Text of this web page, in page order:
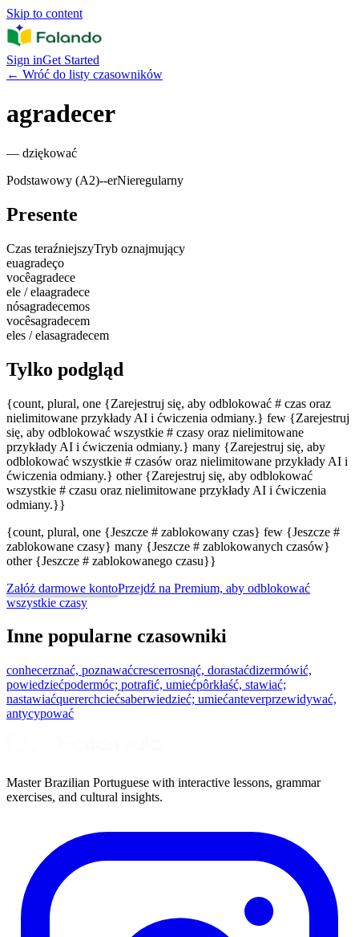
Skip to content
Sign inGet Started
← Wróć do listy czasowników
agradecer
— dziękować
Podstawowy (A2)--erNieregularny
Presente
Czas teraźniejszyTryb oznajmujący
euagradeço
vocêagradece
ele / elaagradece
nósagradecemos
vocêsagradecem
eles / elasagradecem
Tylko podgląd
{count, plural, one {Zarejestruj się, aby odblokować # czas oraz
nielimitowane przykłady AI i ćwiczenia odmiany.} few {Zarejestruj
się, aby odblokować wszystkie # czasy oraz nielimitowane
przykłady AI i ćwiczenia odmiany.} many {Zarejestruj się, aby
odblokować wszystkie # czasów oraz nielimitowane przykłady AI i
ćwiczenia odmiany.} other {Zarejestruj się, aby odblokować
wszystkie # czasu oraz nielimitowane przykłady AI i ćwiczenia
odmiany.}}
{count, plural, one {Jeszcze # zablokowany czas} few {Jeszcze #
zablokowane czasy} many {Jeszcze # zablokowanych czasów}
other {Jeszcze # zablokowanego czasu}}
Załóż darmowe kontoPrzejdź na Premium, aby odblokować
wszystkie czasy
Inne popularne czasowniki
conhecerznać, poznawaćcrescerrosnąć, dorastaćdizermówić,
powiedziećpodermóc; potrafić, umiećpôrkłaść, stawiać;
nastawiaćquererchciećsaberwiedzieć; umiećanteverprzewidywać,
antycypować
Master Brazilian Portuguese with interactive lessons, grammar
exercises, and cultural insights.